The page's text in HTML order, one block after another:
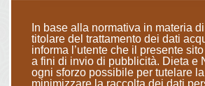
In base alla normativa in materia
titolare del trattamento dei dati
informa l’utente che il presente sito
a fini di invio di pubblicità. Dieta e
ogni sforzo possibile per tutelare